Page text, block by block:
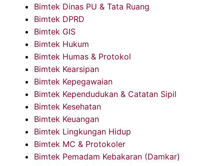
Bimtek Dinas PU & Tata Ruang
Bimtek DPRD
Bimtek GIS
Bimtek Hukum
Bimtek Humas & Protokol
Bimtek Kearsipan
Bimtek Kepegawaian
Bimtek Kependudukan & Catatan Sipil
Bimtek Kesehatan
Bimtek Keuangan
Bimtek Lingkungan Hidup
Bimtek MC & Protokoler
Bimtek Pemadam Kebakaran (Damkar)